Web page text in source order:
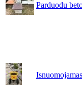
Parduodu